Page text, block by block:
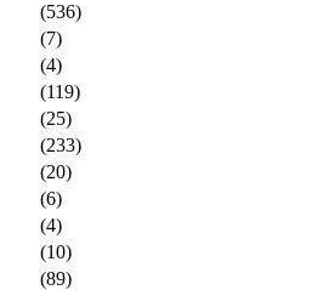
(536)
(7)
(4)
(119)
(25)
(233)
(20)
(6)
(4)
(10)
(89)